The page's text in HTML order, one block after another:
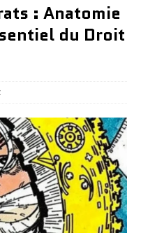
: Anatomie
du Droit